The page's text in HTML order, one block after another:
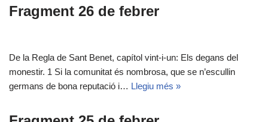
Fragment 26 de febrer
De la Regla de Sant Benet, capítol vint-i-un: Els degans del
monestir. 1 Si la comunitat és nombrosa, que se n’escullin
germans de bona reputació i… Llegiu més »